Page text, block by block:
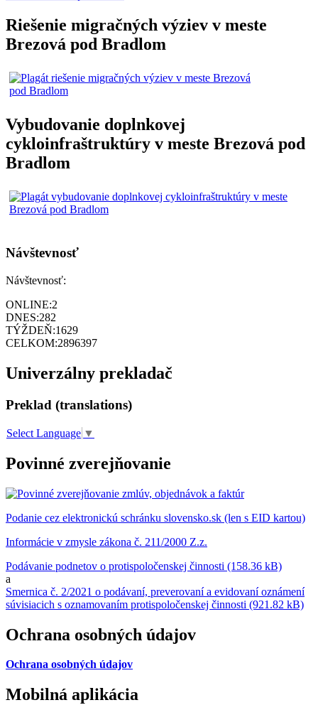
Riešenie migračných výziev v meste
Brezová pod Bradlom
Vybudovanie doplnkovej
cykloinfraštruktúry v meste Brezová pod
Bradlom
Návštevnosť
Návštevnosť:
ONLINE:2
DNES:282
TÝŽDEŇ:1629
CELKOM:2896397
Univerzálny prekladač
Preklad (translations)
Select Language ▼
Povinné zverejňovanie
Podanie cez elektronickú schránku slovensko.sk (len s EID kartou)
Informácie v zmysle zákona č. 211/2000 Z.z.
Podávanie podnetov o protispoločenskej činnosti (158.36 kB)
a
Smernica č. 2/2021 o podávaní, preverovaní a evidovaní oznámení
súvisiacich s oznamovaním protispoločenskej činnosti (921.82 kB)
Ochrana osobných údajov
Ochrana osobných údajov
Mobilná aplikácia